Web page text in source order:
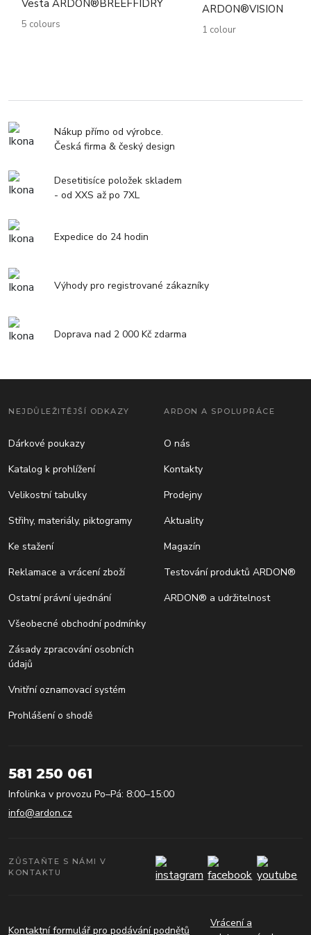
Vesta ARDON®BREEFFIDRY
5 colours
ARDON®VISION
1 colour
Nákup přímo od výrobce.
Česká firma & český design
Desetitisíce položek skladem
- od XXS až po 7XL
Expedice do 24 hodin
Výhody pro registrované zákazníky
Doprava nad 2 000 Kč zdarma
NEJDŮLEŽITĚJŠÍ ODKAZY
Dárkové poukazy
Katalog k prohlížení
Velikostní tabulky
Střihy, materiály, piktogramy
Ke stažení
Reklamace a vrácení zboží
Ostatní právní ujednání
Všeobecné obchodní podmínky
Zásady zpracování osobních
údajů
Vnitřní oznamovací systém
Prohlášení o shodě
ARDON A SPOLUPRÁCE
O nás
Kontakty
Prodejny
Aktuality
Magazín
Testování produktů ARDON®
ARDON® a udržitelnost
581 250 061
Infolinka v provozu Po–Pá: 8:00–15:00
info@ardon.cz
ZŮSTAŇTE S NÁMI V
KONTAKTU
Kontaktní formulář pro podávání podnětů
Vrácení a